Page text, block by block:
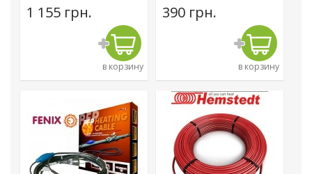
КАБЕЛЬ
1 155 грн.
в корзину
КАБЕЛЬ
390 грн.
в корзину